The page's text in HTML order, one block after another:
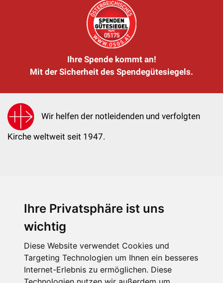
Ihre Privatsphäre ist uns
wichtig
Diese Website verwendet Cookies und
Targeting Technologien um Ihnen ein besseres
Internet-Erlebnis zu ermöglichen. Diese
Ihre Spende kommt an!
Mit der Sicherheit des Spendegütesiegels.
Wir helfen der notleidenden und verfolgten
Kirche weltweit seit 1947.
KIRCHE IN NOT - Österreich
kin@kircheinnot.at